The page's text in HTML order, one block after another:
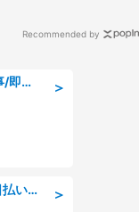
Recommended by
＞
営業/商社でのルート営業のお仕事/即日勤務可/車通勤可/営業
＞
マシンオペレーター/未経験OK/日払いOK/寮完備/交替制/20・30・40代活躍中